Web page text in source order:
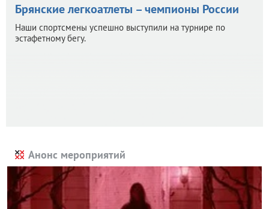
Брянские легкоатлеты – чемпионы России
Наши спортсмены успешно выступили на турнире по
эстафетному бегу.
Анонс мероприятий